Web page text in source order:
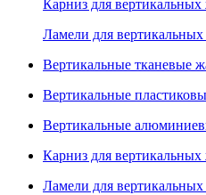
Карниз для
Ламели для
Вертикальные тканевые
Вертикальные
Вертикальные
Карниз для
Ламели для